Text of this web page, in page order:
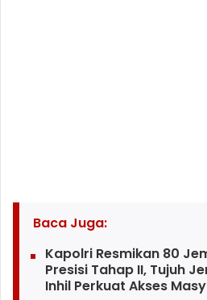
Baca Juga:
Kapolri Resmikan 80
Presisi Tahap II, Tujuh
Inhil Perkuat Akses